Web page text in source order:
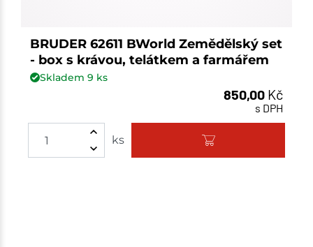
BRUDER 62611 BWorld Zemědělský set
- box s krávou, telátkem a farmářem
Skladem 9 ks
850,00 Kč
s DPH
ks Množství